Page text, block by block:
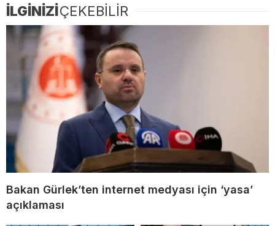
İLGİNİZİÇEKEBİLİR
Bakan Gürlek’ten internet medyası için ‘yasa’
açıklaması